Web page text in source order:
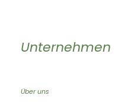
Unternehmen
Über uns